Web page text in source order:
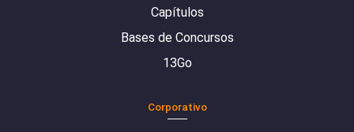
Capítulos
Bases de Concursos
13Go
Corporativo